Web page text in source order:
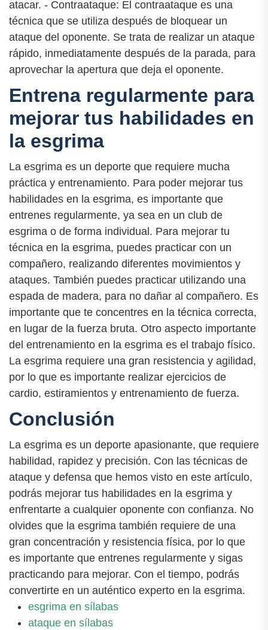
atacar. - Contraataque: El contraataque es una
técnica que se utiliza después de bloquear un
ataque del oponente. Se trata de realizar un ataque
rápido, inmediatamente después de la parada, para
aprovechar la apertura que deja el oponente.
Entrena regularmente para
mejorar tus habilidades en
la esgrima
La esgrima es un deporte que requiere mucha
práctica y entrenamiento. Para poder mejorar tus
habilidades en la esgrima, es importante que
entrenes regularmente, ya sea en un club de
esgrima o de forma individual. Para mejorar tu
técnica en la esgrima, puedes practicar con un
compañero, realizando diferentes movimientos y
ataques. También puedes practicar utilizando una
espada de madera, para no dañar al compañero. Es
importante que te concentres en la técnica correcta,
en lugar de la fuerza bruta. Otro aspecto importante
del entrenamiento en la esgrima es el trabajo físico.
La esgrima requiere una gran resistencia y agilidad,
por lo que es importante realizar ejercicios de
cardio, estiramientos y entrenamiento de fuerza.
Conclusión
La esgrima es un deporte apasionante, que requiere
habilidad, rapidez y precisión. Con las técnicas de
ataque y defensa que hemos visto en este artículo,
podrás mejorar tus habilidades en la esgrima y
enfrentarte a cualquier oponente con confianza. No
olvides que la esgrima también requiere de una
gran concentración y resistencia física, por lo que
es importante que entrenes regularmente y sigas
practicando para mejorar. Con el tiempo, podrás
convertirte en un auténtico experto en la esgrima.
esgrima en sílabas
ataque en sílabas